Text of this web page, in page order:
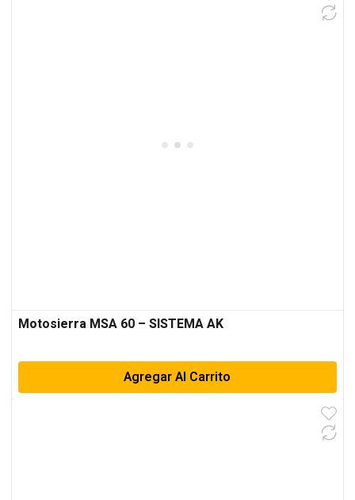
Motosierra MSA 60 – SISTEMA AK
Agregar Al Carrito